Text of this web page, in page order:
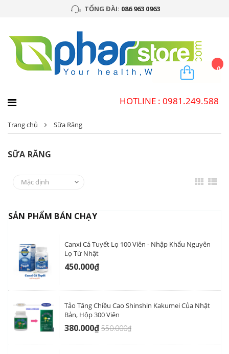
TỔNG ĐÀI: 086 963 0963
0
HOTLINE : 0981.249.588
Trang chủ Sữa Răng
SỮA RĂNG
SẢN PHẨM BÁN CHẠY
Canxi Cá Tuyết Lọ 100 Viên - Nhập Khẩu Nguyên
Lọ Từ Nhật
450.000₫
Tảo Tăng Chiều Cao Shinshin Kakumei Của Nhật
Bản, Hộp 300 Viên
380.000₫ 550.000₫